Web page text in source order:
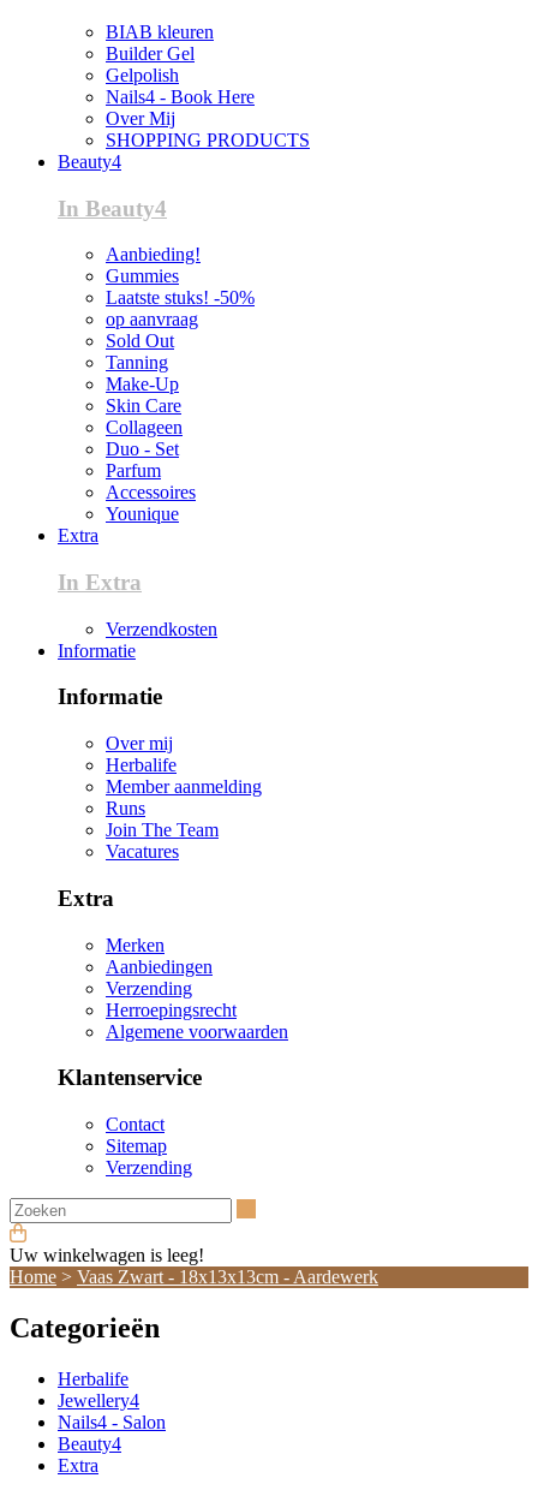
BIAB kleuren
Builder Gel
Gelpolish
Nails4 - Book Here
Over Mij
SHOPPING PRODUCTS
Beauty4
In Beauty4
Aanbieding!
Gummies
Laatste stuks! -50%
op aanvraag
Sold Out
Tanning
Make-Up
Skin Care
Collageen
Duo - Set
Parfum
Accessoires
Younique
Extra
In Extra
Verzendkosten
Informatie
Informatie
Over mij
Herbalife
Member aanmelding
Runs
Join The Team
Vacatures
Extra
Merken
Aanbiedingen
Verzending
Herroepingsrecht
Algemene voorwaarden
Klantenservice
Contact
Sitemap
Verzending
Uw winkelwagen is leeg!
Home > Vaas Zwart - 18x13x13cm - Aardewerk
Categorieën
Herbalife
Jewellery4
Nails4 - Salon
Beauty4
Extra